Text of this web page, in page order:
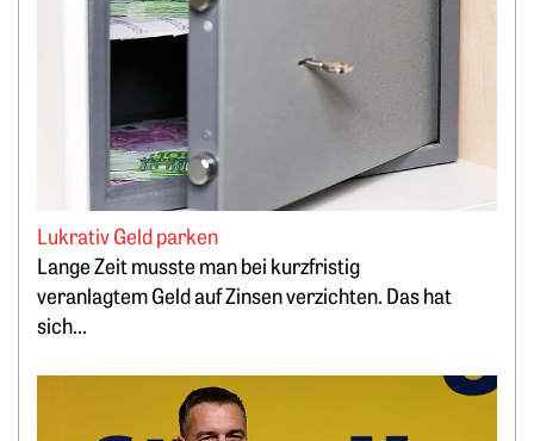
Lukrativ Geld parken
Lange Zeit musste man bei kurzfristig
veranlagtem Geld auf Zinsen verzichten. Das hat
sich...
Weiterlesen: „Bitcoin minen, statt PV-Strom zu